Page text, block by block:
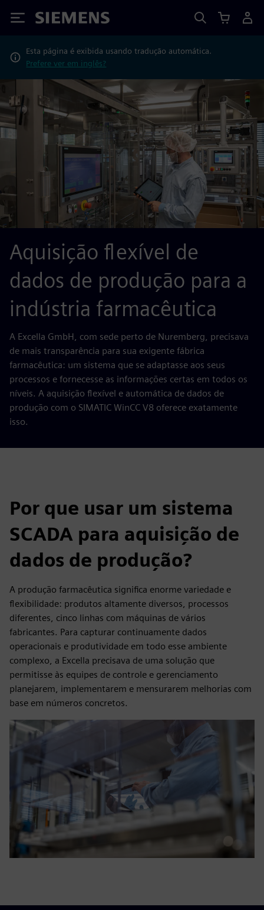
Siemens
Esta página é exibida usando tradução automática.
Prefere ver em inglês?
Aquisição flexível de
dados de produção para a
indústria farmacêutica
A Excella GmbH, com sede perto de Nuremberg, precisava
de mais transparência para sua exigente fábrica
farmacêutica: um sistema que se adaptasse aos seus
processos e fornecesse as informações certas em todos os
níveis. A aquisição flexível e automática de dados de
produção com o SIMATIC WinCC V8 oferece exatamente
isso.
Por que usar um sistema
SCADA para aquisição de
dados de produção?
A produção farmacêutica significa enorme variedade e
flexibilidade: produtos altamente diversos, processos
diferentes, cinco linhas com máquinas de vários
fabricantes. Para capturar continuamente dados
operacionais e produtividade em todo esse ambiente
complexo, a Excella precisava de uma solução que
permitisse às equipes de controle e gerenciamento
planejarem, implementarem e mensurarem melhorias com
base em números concretos.